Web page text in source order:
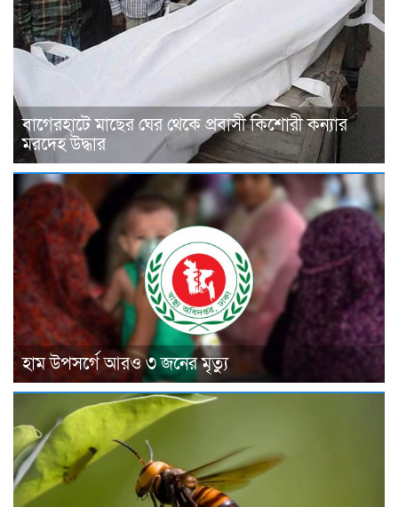
বাগেরহাটে মাছের ঘের থেকে প্রবাসী কিশোরী কন্যার
মরদেহ উদ্ধার
হাম উপসর্গে আরও ৩ জনের মৃত্যু